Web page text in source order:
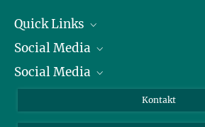
Quick Links
Präsident
Zahlen und Fakten
Social Media
Bluesky
Social Media
Kontakt